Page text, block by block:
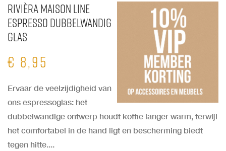
Rivièra Maison Line
Espresso Dubbelwandig
Glas
€ 8,95
Ervaar de veelzijdigheid van
ons espressoglas: het
dubbelwandige ontwerp houdt koffie langer warm, terwijl
het comfortabel in de hand ligt en bescherming biedt
tegen hitte....